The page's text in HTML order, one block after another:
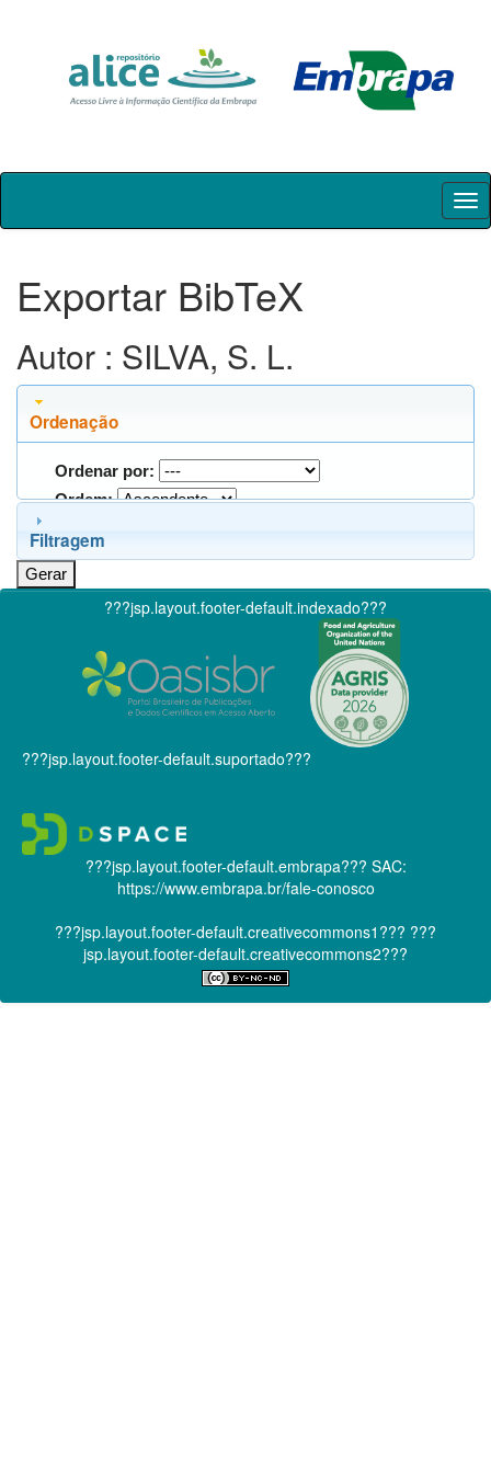
Skip
Exportar BibTeX
Autor : SILVA, S. L.
Ordenação
Ordenar por:
Ordem:
Filtragem
???jsp.layout.footer-default.indexado???
???jsp.layout.footer-default.suportado???
???jsp.layout.footer-default.embrapa??? SAC:
https://www.embrapa.br/fale-conosco
???jsp.layout.footer-default.creativecommons1??? ???
jsp.layout.footer-default.creativecommons2???